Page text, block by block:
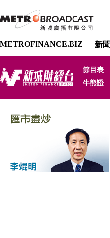
METROFINANCE.BIZ 新聞
節目表
牛熊證